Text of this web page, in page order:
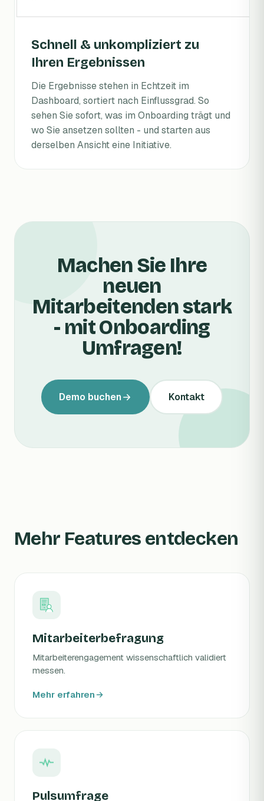
Schnell & unkompliziert zu
Ihren Ergebnissen
Die Ergebnisse stehen in Echtzeit im
Dashboard, sortiert nach Einflussgrad. So
sehen Sie sofort, was im Onboarding trägt und
wo Sie ansetzen sollten - und starten aus
derselben Ansicht eine Initiative.
Machen Sie Ihre
neuen
Mitarbeitenden stark
- mit Onboarding
Umfragen!
Demo buchen Kontakt
Mehr Features entdecken
Mitarbeiterbefragung
Mitarbeiterengagement wissenschaftlich validiert
messen.
Mehr erfahren
Pulsumfrage